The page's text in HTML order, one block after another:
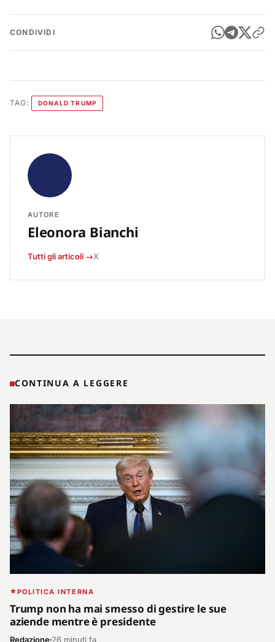
CONDIVIDI
TAG: DONALD TRUMP
AUTORE
Eleonora Bianchi
Tutti gli articoli →X
CONTINUA A LEGGERE
POLITICA INTERNA
Trump non ha mai smesso di gestire le sue
aziende mentre è presidente
Redazione 26 minuti fa